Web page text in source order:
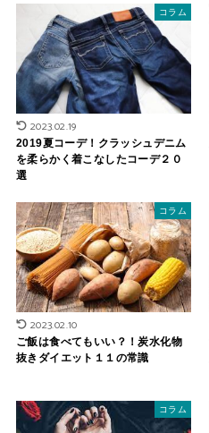
コラム
2023.02.19
2019夏コーデ！クラッシュデニム
を柔らかく着こなしたコーデ２０
選
コラム
2023.02.10
ご飯は食べてもいい？！炭水化物
抜きダイエット１１の常識
コラム